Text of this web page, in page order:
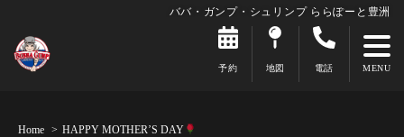
ババ・ガンプ・シュリンプ ららぽーと豊洲
予約 地図 電話
Home HAPPY MOTHER’S DAY